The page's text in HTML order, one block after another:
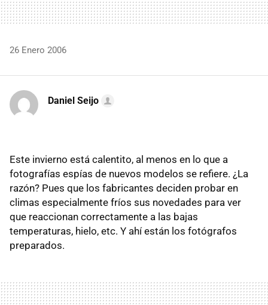
26 Enero 2006
Daniel Seijo
Este invierno está calentito, al menos en lo que a
fotografías espías de nuevos modelos se refiere. ¿La
razón? Pues que los fabricantes deciden probar en
climas especialmente fríos sus novedades para ver
que reaccionan correctamente a las bajas
temperaturas, hielo, etc. Y ahí están los fotógrafos
preparados.